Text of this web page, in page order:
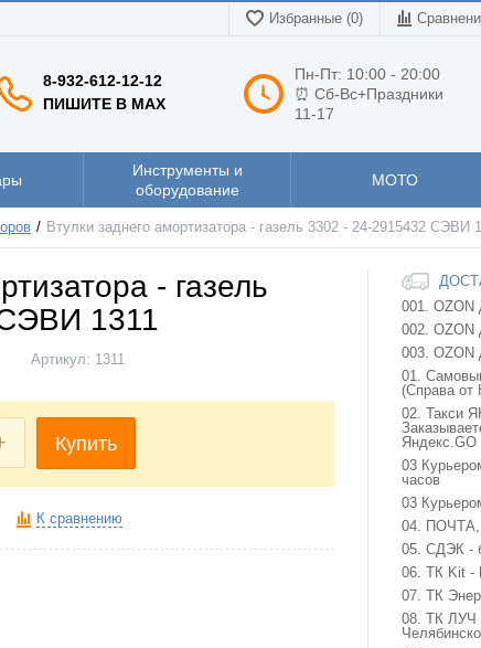
Избранные (0)
8-932-612-12-12
ПИШИТЕ В MAX
Пн-Пт: 10:00 - 20:00
⏰ Сб-Вс+Праздники
11-17
Инструменты и
оборудование
МОТО
Втулки заднего амортизатора - газель 3302 - 24-2915432 СЭВИ
- газель
1311
Артикул: 1311
Купить
К сравнению
001. OZON
002. OZON
003. OZON
01.
(Справа
02. Такси
Яндекс.GO
03
часов
03
04. ПОЧТА,
05. СДЭК -
06. ТК Kit -
07. ТК
08. ТК ЛУЧ